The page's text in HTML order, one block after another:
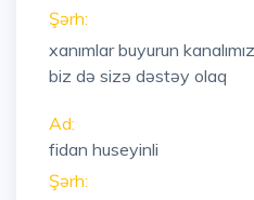
Şərh:
xanımlar buyurun
biz də sizə dəstəy olaq
Ad:
fidan huseyinli
Şərh: